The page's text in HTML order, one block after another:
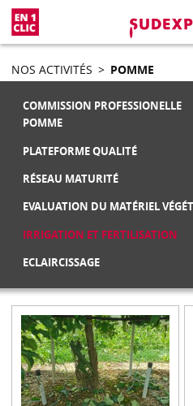
NOS ACTIVITÉS > POMME
COMMISSION PROFESSIONELLE
POMME
PLATEFORME QUALITÉ
RÉSEAU MATURITÉ
EVALUATION DU MATÉRIEL
IRRIGATION ET FERTILISATION
ECLAIRCISSAGE